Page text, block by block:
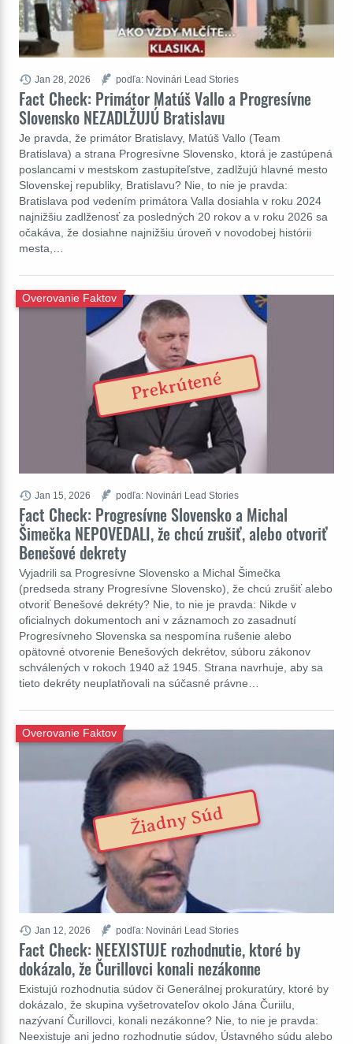
Fact Check: Primátor Matúš Vallo a Progresívne
Slovensko NEZADLŽUJÚ Bratislavu
Je pravda, že primátor Bratislavy, Matúš Vallo (Team
Bratislava) a strana Progresívne Slovensko, ktorá je zastúpená
poslancami v mestskom zastupiteľstve, zadlžujú hlavné mesto
Slovenskej republiky, Bratislavu? Nie, to nie je pravda:
Bratislava pod vedením primátora Valla dosiahla v roku 2024
najnižšiu zadlženosť za posledných 20 rokov a v roku 2026 sa
očakáva, že dosiahne najnižšiu úroveň v novodobej histórii
mesta,…
Jan 28, 2026 podľa: Novinári Lead Stories
Fact Check: Progresívne Slovensko a Michal
Šimečka NEPOVEDALI, že chcú zrušiť, alebo otvoriť
Benešové dekrety
Overovanie Faktov
Vyjadrili sa Progresívne Slovensko a Michal Šimečka
(predseda strany Progresívne Slovensko), že chcú zrušiť alebo
otvoriť Benešové dekréty? Nie, to nie je pravda: Nikde v
oficialnych dokumentoch ani v záznamoch zo zasadnutí
Progresívneho Slovenska sa nespomína rušenie alebo
opätovné otvorenie Benešových dekrétov, súboru zákonov
schválených v rokoch 1940 až 1945. Strana navrhuje, aby sa
tieto dekréty neuplatňovali na súčasné právne…
Jan 15, 2026 podľa: Novinári Lead Stories
Prekrútené
Fact Check: NEEXISTUJE rozhodnutie, ktoré by
dokázalo, že Čurillovci konali nezákonne
Overovanie Faktov
Existujú rozhodnutia súdov či Generálnej prokuratúry, ktoré by
dokázalo, že skupina vyšetrovateľov okolo Jána Čuriilu,
nazývaní Čurillovci, konali nezákonne? Nie, to nie je pravda:
Neexistuje ani jedno rozhodnutie súdov, Ústavného súdu alebo
Jan 12, 2026 podľa: Novinári Lead Stories
Žiadny Súd